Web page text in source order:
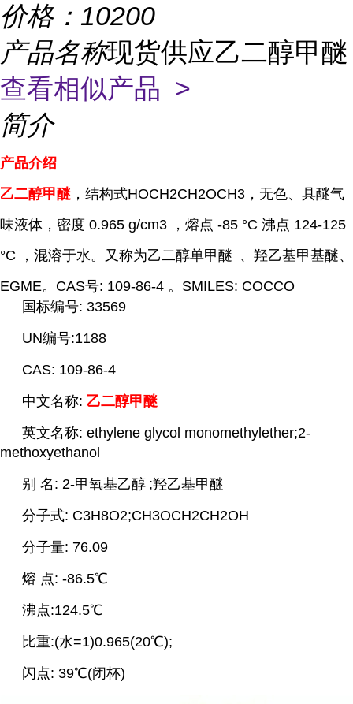
价格： 10200
产品名称现货供应乙二醇甲醚
查看相似产品 >
简介
产品介绍
乙二醇甲醚 ，结构式HOCH2CH2OCH3，无色、具醚气
味液体，密度 0.965 g/cm3 ，熔点 -85 °C 沸点 124-125
°C ，混溶于水。又称为乙二醇单甲醚 、羟乙基甲基醚、
EGME。CAS号: 109-86-4 。SMILES: COCCO
国标编号: 33569
UN编号:1188
CAS: 109-86-4
中文名称: 乙二醇甲醚
英文名称: ethylene glycol monomethylether;2-
methoxyethanol
别 名: 2-甲氧基乙醇 ;羟乙基甲醚
分子式: C3H8O2;CH3OCH2CH2OH
分子量: 76.09
熔 点: -86.5℃
沸点:124.5℃
比重:(水=1)0.965(20℃);
闪点: 39℃(闭杯)